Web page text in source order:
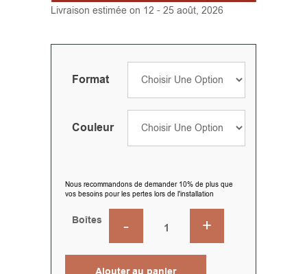
Livraison estimée on 12 - 25 août, 2026
Format
Couleur
Nous recommandons de demander 10% de plus que
vos besoins pour les pertes lors de l'installation
Boîtes